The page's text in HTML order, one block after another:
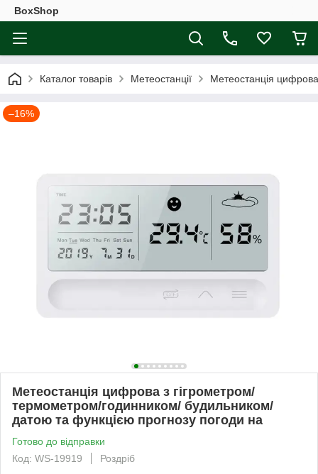
BoxShop
Каталог товарів Метеостанції Метеостанція
–16%
Метеостанція цифрова з гігрометром/
термометром/годинником/ будильником/
датою та функцією прогнозу погоди на
Готово до відправки
Код: WS-19919
Роздріб